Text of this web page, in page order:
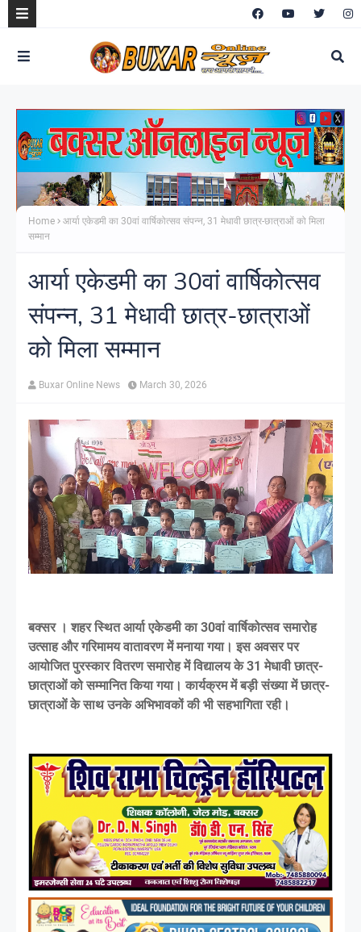
Home
आर्या एकेडमी का 30वां वार्षिकोत्सव संपन्न, 31 मेधावी छात्र-छात्राओं को मिला
सम्मान
आर्या एकेडमी का 30वां वार्षिकोत्सव
संपन्न, 31 मेधावी छात्र-छात्राओं
को मिला सम्मान
Buxar Online News March 30, 2026
बक्सर । शहर स्थित आर्या एकेडमी का 30वां वार्षिकोत्सव समारोह
उत्साह और गरिमामय वातावरण में मनाया गया। इस अवसर पर
आयोजित पुरस्कार वितरण समारोह में विद्यालय के 31 मेधावी छात्र-
छात्राओं को सम्मानित किया गया। कार्यक्रम में बड़ी संख्या में छात्र-
छात्राओं के साथ उनके अभिभावकों की भी सहभागिता रही।